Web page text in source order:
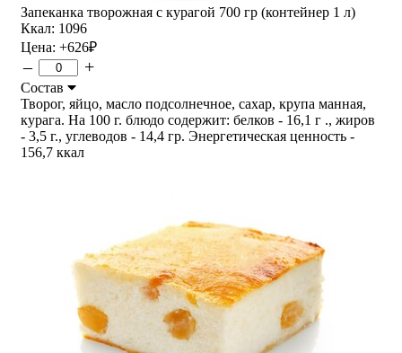
Запеканка творожная с курагой 700 гр (контейнер 1 л)
Ккал: 1096
Цена: +626₽
– +
Состав
Творог, яйцо, масло подсолнечное, сахар, крупа манная,
курага. На 100 г. блюдо содержит: белков - 16,1 г ., жиров
- 3,5 г., углеводов - 14,4 гр. Энергетическая ценность -
156,7 ккал